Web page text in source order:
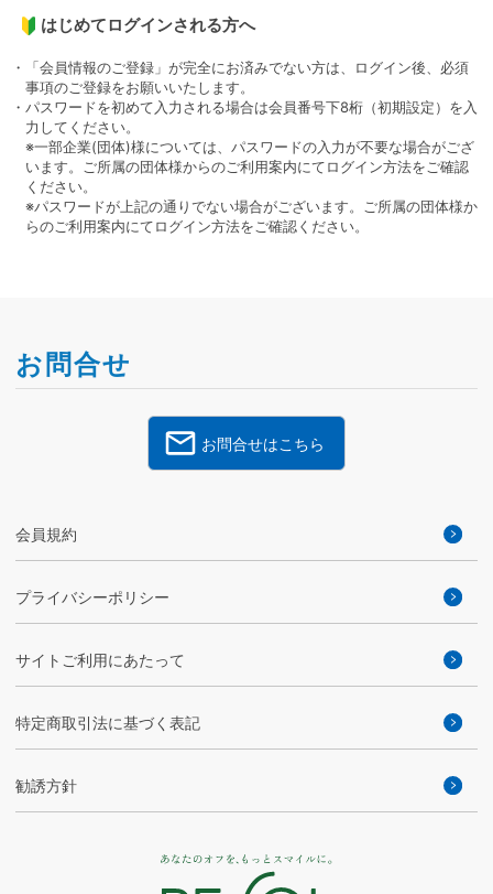
はじめてログインされる方へ
・「会員情報のご登録」が完全にお済みでない方は、ログイン後、必須
事項のご登録をお願いいたします。
・パスワードを初めて入力される場合は会員番号下8桁（初期設定）を入
力してください。
※一部企業(団体)様については、パスワードの入力が不要な場合がござ
います。ご所属の団体様からのご利用案内にてログイン方法をご確認
ください。
※パスワードが上記の通りでない場合がございます。ご所属の団体様か
らのご利用案内にてログイン方法をご確認ください。
お問合せ
お問合せはこちら
会員規約
プライバシーポリシー
サイトご利用にあたって
特定商取引法に基づく表記
勧誘方針